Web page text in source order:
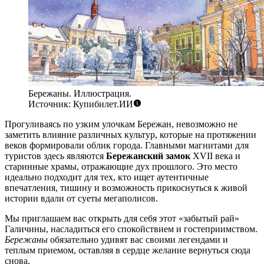
Бережаны. Иллюстрация.
Источник: Купибилет.ИИ
Прогуливаясь по узким улочкам Бережан, невозможно не
заметить влияние различных культур, которые на протяжении
веков формировали облик города. Главными магнитами для
туристов здесь являются Бережанский замок XVII века и
старинные храмы, отражающие дух прошлого. Это место
идеально подходит для тех, кто ищет аутентичные
впечатления, тишину и возможность прикоснуться к живой
истории вдали от суеты мегаполисов.
Мы приглашаем вас открыть для себя этот «забытый рай»
Галичины, насладиться его спокойствием и гостеприимством.
Бережаны обязательно удивят вас своими легендами и
теплым приемом, оставляя в сердце желание вернуться сюда
снова.